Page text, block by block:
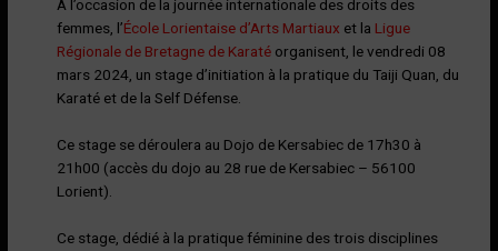
A l’occasion de la journée internationale des droits des
femmes, l’École Lorientaise d’Arts Martiaux et la Ligue
Régionale de Bretagne de Karaté organisent, le vendredi 08
mars 2024, un stage d’initiation à la pratique du Taiji Quan, du
Karaté et de la Self Défense.
Ce stage se déroulera au Dojo de Kersabiec de 17h30 à
21h00 (accès du dojo au 28 rue de Kersabiec – 56100
Lorient).
Ce stage, dédié à la pratique féminine des trois disciplines